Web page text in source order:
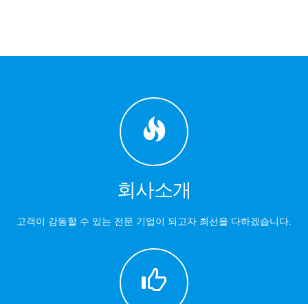
회사소개
고객이 감동할 수 있는 전문 기업이 되고자 최선을 다하겠습니다.